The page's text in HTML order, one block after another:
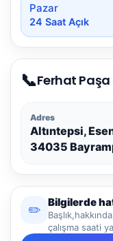
Pazar
24 Saat Açık
📞Ferhat
Adres
Altıntepsi,
34035
✏️
Bilgilerde
çalışma saati